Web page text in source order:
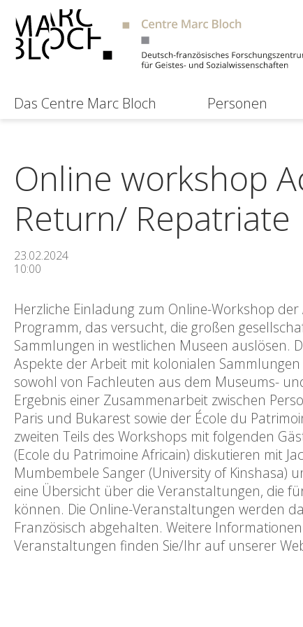
Das Centre Marc Bloch Personen
Online workshop
Return/ Repatriate
23.02.2024
10:00
Herzliche Einladung zum Online-Workshop der
Programm, das versucht, die großen
Sammlungen in westlichen Museen auslösen.
Aspekte der Arbeit mit kolonialen
sowohl von Fachleuten aus dem Museums-
Ergebnis einer Zusammenarbeit zwischen
Paris und Bukarest sowie der École du
zweiten Teils des Workshops mit folgenden
(Ecole du Patrimoine Africain) diskutieren mit
Mumbembele Sanger (University of
eine Übersicht über die Veranstaltungen, die
können. Die Online-Veranstaltungen werden
Französisch abgehalten. Weitere
Veranstaltungen finden Sie/Ihr auf unserer